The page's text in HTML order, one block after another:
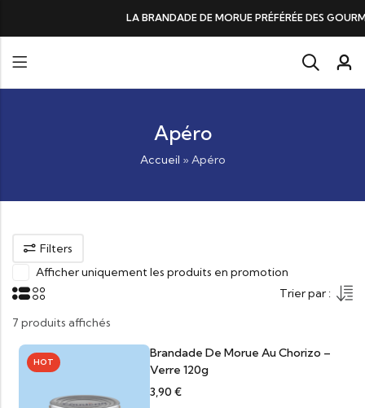
LA BRANDADE DE MORUE PRÉFÉRÉE DES GOURMANDS, N°1 DANS
Apéro
Accueil » Apéro
Filters
Afficher uniquement les produits en promotion
Trier par :
7 produits affichés
HOT
Brandade De Morue Au Chorizo –
Verre 120g
3,90 €